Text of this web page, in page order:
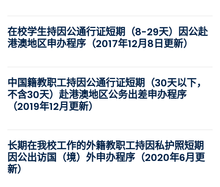
在校学生持因公通行证短期（8-29天）因公赴
港澳地区申办程序（2017年12月8日更新）
中国籍教职工持因公通行证短期（30天以下，
不含30天）赴港澳地区公务出差申办程序
（2019年12月更新）
长期在我校工作的外籍教职工持因私护照短期
因公出访国（境）外申办程序（2020年6月更
新）